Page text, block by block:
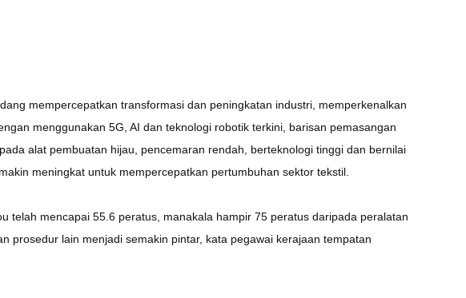
mempercepatkan transformasi dan peningkatan industri, memperkenalkan
menggunakan 5G, AI dan teknologi robotik terkini, barisan pemasangan
alat pembuatan hijau, pencemaran rendah, berteknologi tinggi dan bernilai
meningkat untuk mempercepatkan pertumbuhan sektor tekstil.
telah mencapai 55.6 peratus, manakala hampir 75 peratus daripada peralatan
prosedur lain menjadi semakin pintar, kata pegawai kerajaan tempatan